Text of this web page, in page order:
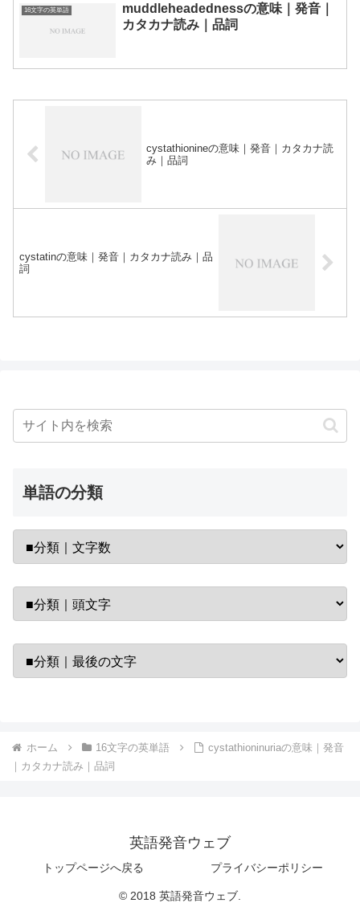
16文字の英単語
muddleheadednessの意味｜発音｜
カタカナ読み｜品詞
cystathionineの意味｜発音｜カタカナ読
み｜品詞
cystatinの意味｜発音｜カタカナ読み｜品
詞
単語の分類
ホーム 16文字の英単語
cystathioninuriaの意味｜発音
｜カタカナ読み｜品詞
英語発音ウェブ
トップページへ戻る プライバシーポリシー
© 2018 英語発音ウェブ.